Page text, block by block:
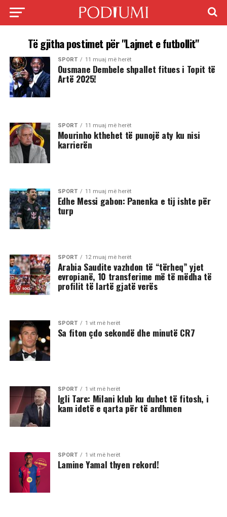
Të gjitha postimet për "Lajmet e futbollit"
SPORT 11 muaj më herët
Ousmane Dembele shpallet fitues i Topit të
Artë 2025!
SPORT 11 muaj më herët
Mourinho kthehet të punojë aty ku nisi
karrierën
SPORT 11 muaj më herët
Edhe Messi gabon: Panenka e tij ishte për
turp
SPORT 12 muaj më herët
Arabia Saudite vazhdon të “tërheq” yjet
evropianë, 10 transferime më të mëdha të
profilit të lartë gjatë verës
SPORT 1 vit më herët
Sa fiton çdo sekondë dhe minutë CR7
SPORT 1 vit më herët
Igli Tare: Milani klub ku duhet të fitosh, i
kam idetë e qarta për të ardhmen
SPORT 1 vit më herët
Lamine Yamal thyen rekord!